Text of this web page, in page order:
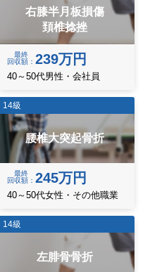
右膝半月板損傷
頚椎捻挫
最終
回収額
239万円
40～50代男性・会社員
14級
腰椎大突起骨折
最終
回収額
245万円
40～50代女性・その他職業
14級
左腓骨骨折